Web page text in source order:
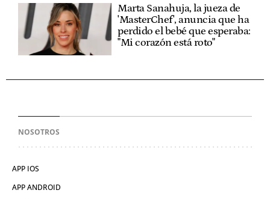
Marta Sanahuja, la jueza de
'MasterChef', anuncia que ha
perdido el bebé que esperaba:
"Mi corazón está roto"
NOSOTROS
APP IOS
APP ANDROID